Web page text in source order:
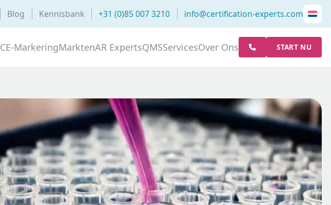
Blog Kennisbank +31 (0)85 007 3210 info@certification-experts.com
CE-MarkeringMarktenAR ExpertsQMSServicesOver Ons START NU